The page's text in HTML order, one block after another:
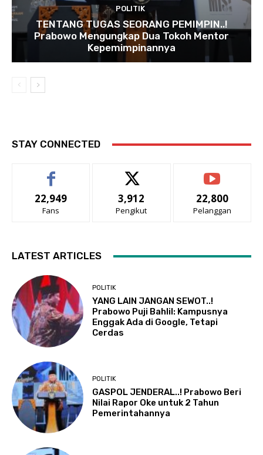
POLITIK
TENTANG TUGAS SEORANG PEMIMPIN..!
Prabowo Mengungkap Dua Tokoh Mentor
Kepemimpinannya
STAY CONNECTED
22,949
Fans
3,912
Pengikut
22,800
Pelanggan
LATEST ARTICLES
POLITIK
YANG LAIN JANGAN SEWOT..!
Prabowo Puji Bahlil: Kampusnya
Enggak Ada di Google, Tetapi
Cerdas
POLITIK
GASPOL JENDERAL..! Prabowo Beri
Nilai Rapor Oke untuk 2 Tahun
Pemerintahannya